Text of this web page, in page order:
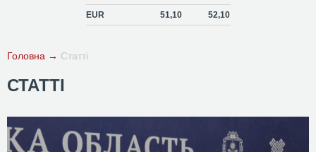
EUR 51,10 52,10
Головна → Статті
СТАТТІ